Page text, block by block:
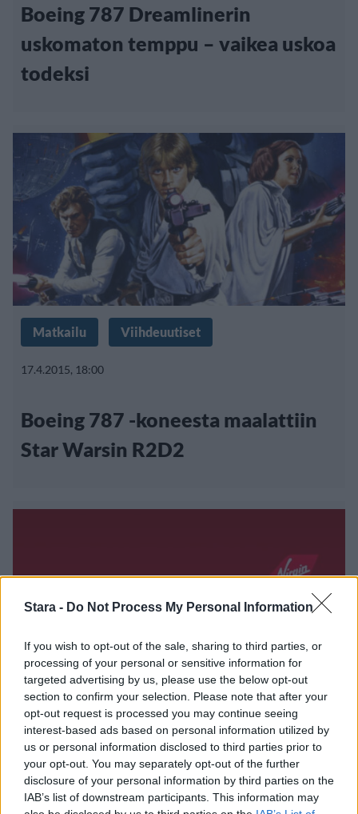
Stara - Do Not Process My Personal Information
If you wish to opt-out of the sale, sharing to third parties, or
processing of your personal or sensitive information for
targeted advertising by us, please use the below opt-out
section to confirm your selection. Please note that after your
opt-out request is processed you may continue seeing
interest-based ads based on personal information utilized by
us or personal information disclosed to third parties prior to
your opt-out. You may separately opt-out of the further
disclosure of your personal information by third parties on the
IAB’s list of downstream participants. This information may
Boeing 787 Dreamlinerin
uskomaton temppu – vaikea uskoa
todeksi
Matkailu Viihdeuutiset
17.4.2015, 18:00
Boeing 787 -koneesta maalattiin
Star Warsin R2D2
Viihdeuutiset
14.3.2015, 19:00
Lentokoneen valmistus